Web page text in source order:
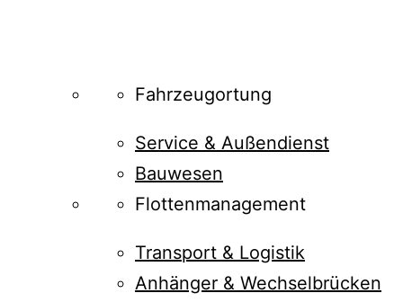
Fahrzeugortung
Service & Außendienst
Bauwesen
Flottenmanagement
Transport & Logistik
Anhänger & Wechselbrücken